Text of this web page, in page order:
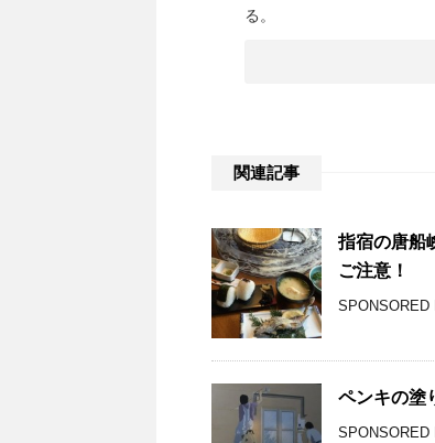
る。
関連記事
指宿の唐船
ご注意！
SPONSORED
ペンキの塗
SPONSORED